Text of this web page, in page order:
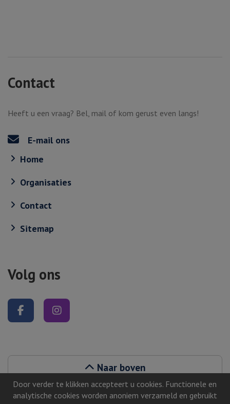
Door verder te klikken accepteert u cookies. Functionele en
analytische cookies worden anoniem verzameld en gebruikt
Contact
Heeft u een vraag? Bel, mail of kom gerust even langs!
E-mail ons
Home
Organisaties
Contact
Sitemap
Volg ons
Volg ons op Facebook
Naar boven